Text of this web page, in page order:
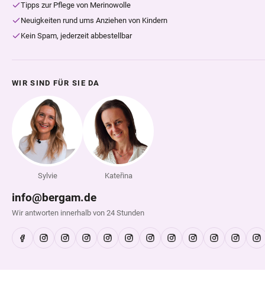
Tipps zur Pflege von Merinowolle
Neuigkeiten rund ums Anziehen von Kindern
Kein Spam, jederzeit abbestellbar
WIR SIND FÜR SIE DA
Sylvie Kateřina
info@bergam.de
Wir antworten innerhalb von 24 Stunden